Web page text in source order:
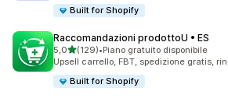
Built for Shopify
Raccomandazioni prodottoU • ES
5,0stelle su 5
(129)
129 recensioni totali
•Piano gratuito disponibile
Upsell carrello, FBT, spedizione gratis,
Built for Shopify